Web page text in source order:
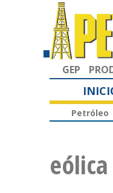
GEP
Petróleo
eólica